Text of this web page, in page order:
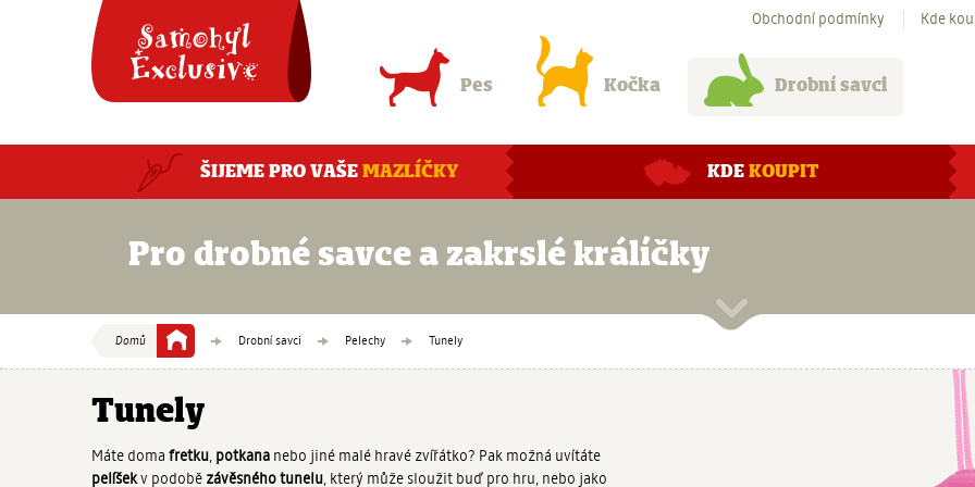
Přejít
na
hlavní
navigaci
Přejít
obsah
Obchodní podmínky Kde
Pes Kočka Drobní savci
ŠIJEME PRO VAŠE MAZLÍČKY KDE KOUPIT
Pro drobné savce a zakrslé králíčky
Vaše
aktuální
pozice
Domů Drobní savci Pelechy Tunely
Tunely
Máte doma fretku potkana nebo jiné malé hravé zvířátko? Pak možná uvítáte
pelíšekv podobě závěsného tunelu , který může sloužit buď pro hru, nebo jako